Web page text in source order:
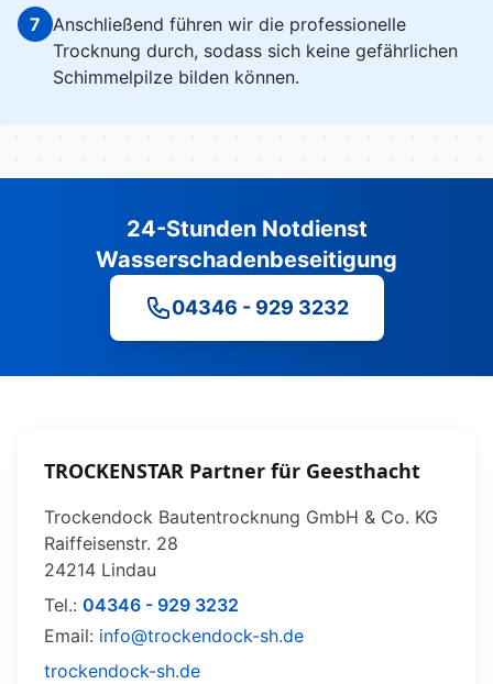
7 Anschließend führen wir die professionelle
Trocknung durch, sodass sich keine gefährlichen
Schimmelpilze bilden können.
24-Stunden Notdienst
Wasserschadenbeseitigung
04346 - 929 3232
TROCKENSTAR Partner für Geesthacht
Trockendock Bautentrocknung GmbH & Co. KG
Raiffeisenstr. 28
24214 Lindau
Tel.: 04346 - 929 3232
Email: info@trockendock-sh.de
trockendock-sh.de